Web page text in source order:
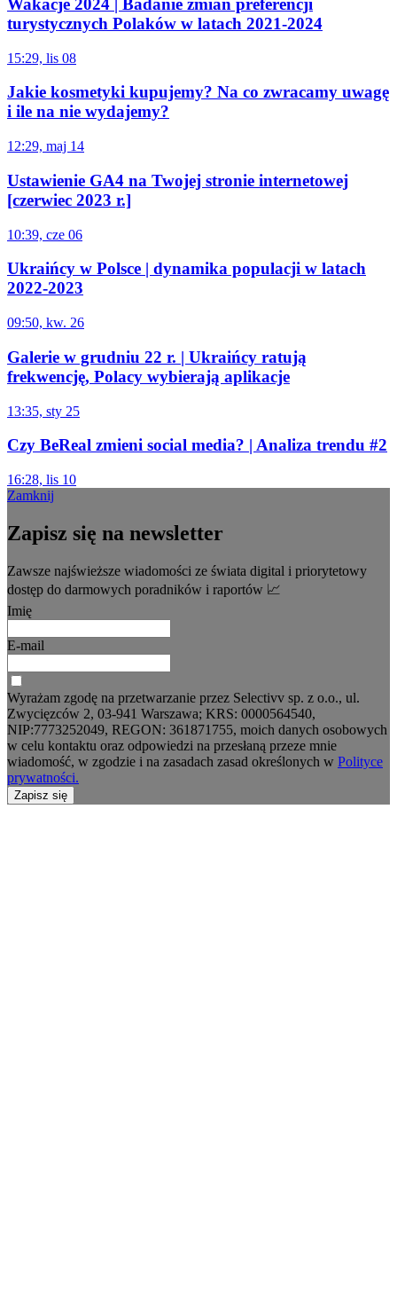
Wakacje 2024 | Badanie zmian preferencji
turystycznych Polaków w latach 2021-2024
15:29, lis 08
Jakie kosmetyki kupujemy? Na co zwracamy uwagę
i ile na nie wydajemy?
12:29, maj 14
Ustawienie GA4 na Twojej stronie internetowej
[czerwiec 2023 r.]
10:39, cze 06
Ukraińcy w Polsce | dynamika populacji w latach
2022-2023
09:50, kw. 26
Galerie w grudniu 22 r. | Ukraińcy ratują
frekwencję, Polacy wybierają aplikacje
13:35, sty 25
Czy BeReal zmieni social media? | Analiza trendu #2
16:28, lis 10
Zamknij
Zapisz się na newsletter
Zawsze najświeższe wiadomości ze świata digital i priorytetowy
dostęp do darmowych poradników i raportów 📈
Imię
E-mail
Wyrażam zgodę na przetwarzanie przez Selectivv sp. z o.o., ul.
Zwycięzców 2, 03-941 Warszawa; KRS: 0000564540,
NIP:7773252049, REGON: 361871755, moich danych osobowych
w celu kontaktu oraz odpowiedzi na przesłaną przeze mnie
wiadomość, w zgodzie i na zasadach zasad określonych w Polityce
prywatności.
Zapisz się